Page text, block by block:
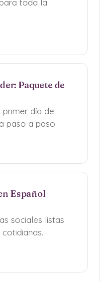
toda la
Paquete de
día de
paso a paso.
Español
sociales listas